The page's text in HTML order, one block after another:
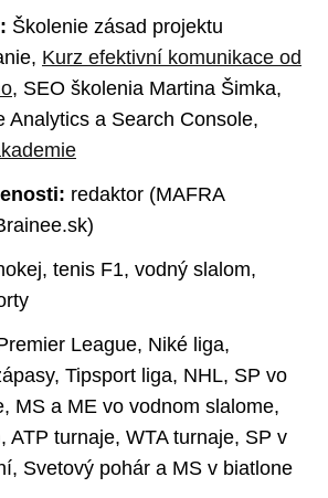
Školenie zásad projektu
Kurz efektivní komunikace od
, SEO školenia Martina Šimka,
Analytics a Search Console,
redaktor (MAFRA
tenis F1, vodný slalom,
League, Niké liga,
Tipsport liga, NHL, SP vo
MS a ME vo vodnom slalome,
ATP turnaje, WTA turnaje, SP v
Svetový pohár a MS v biatlone